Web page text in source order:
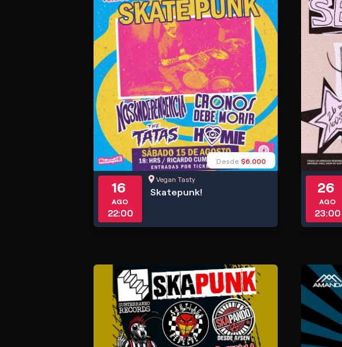
Desde $6.000
16
AGO
22:00
Vegan Tasty
Skatepunk! 26
AGO
23:00